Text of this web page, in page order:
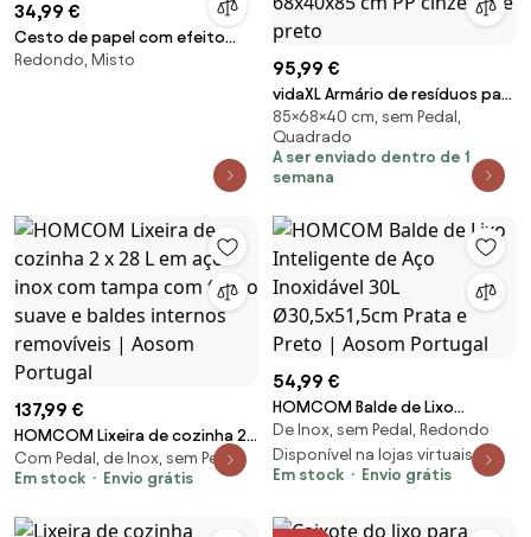
34,99 €
Cesto de papel com efeito
mármore Kyle
Redondo, Misto 95,99 €
vidaXL Armário de resíduos para
jardim 68x40x85 cm PP
cinzento e preto
85×68×40 cm, sem Pedal,
Quadrado
A ser enviado dentro de 1
semana
137,99 €
HOMCOM Lixeira de cozinha 2 x
28 L em aço inox com tampa
com fecho suave e baldes
Portugal
Com Pedal, de Inox, sem Pedal
Em stock
Envio grátis
54,99 €
HOMCOM Balde de Lixo
Inteligente de Aço Inoxidável
30L Ø30,5x51,5cm Prata e Preto
| Aosom Portugal
De Inox, sem Pedal, Redondo
Disponível na lojas virtuais 3
Em stock
Envio grátis